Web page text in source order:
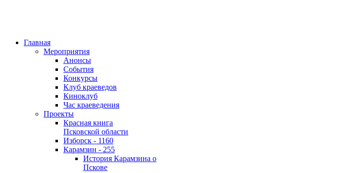
Главная
Мероприятия
Анонсы
События
Конкурсы
Клуб краеведов
Киноклуб
Час краеведения
Проекты
Красная книга
Псковской области
Изборск - 1160
Карамзин - 255
История Карамзина о
Пскове